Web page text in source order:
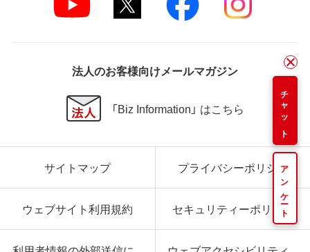
チャット
アンケート
法人のお客様向けメールマガジン
「Biz Information」 はこちら
サイトマップ プライバシーポリシー
ウェブサイト利用規約 セキュリティーポリシー